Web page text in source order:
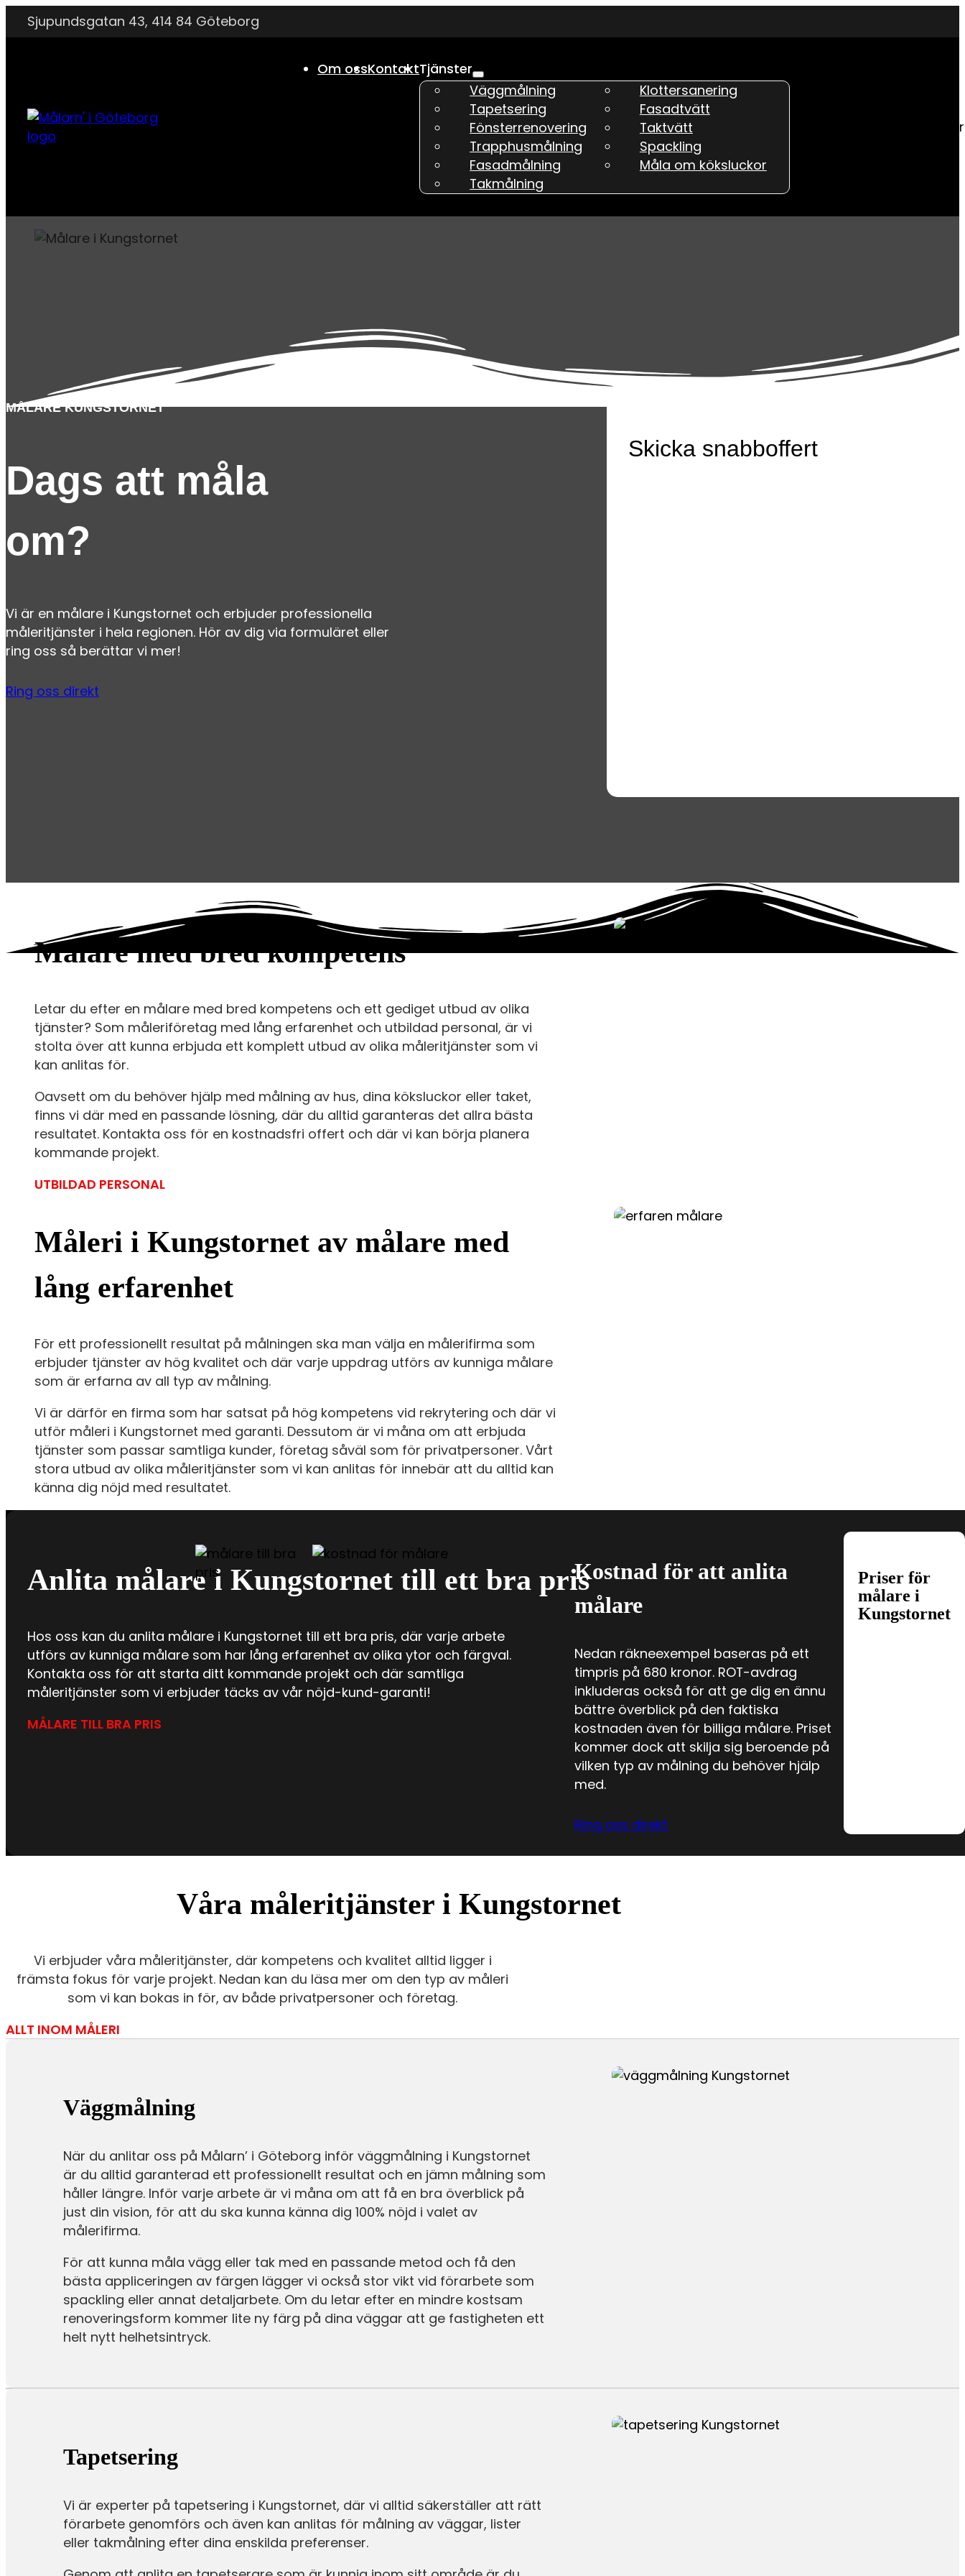
Sjupundsgatan 43, 414 84 Göteborg
Om ossKontaktTjänster
Väggmålning
Tapetsering
Fönsterrenovering
Trapphusmålning
Fasadmålning
Takmålning
Klottersanering
Fasadtvätt
Taktvätt
Spackling
Måla om köksluckor
MÅLARE KUNGSTORNET
Dags att måla
om?
Vi är en målare i Kungstornet och erbjuder professionella
måleritjänster i hela regionen. Hör av dig via formuläret eller
ring oss så berättar vi mer!
Ring oss direkt
Skicka snabboffert
Målare med bred kompetens
Letar du efter en målare med bred kompetens och ett gediget utbud av olika
tjänster? Som måleriföretag med lång erfarenhet och utbildad personal, är vi
stolta över att kunna erbjuda ett komplett utbud av olika måleritjänster som vi
kan anlitas för.
Oavsett om du behöver hjälp med målning av hus, dina köksluckor eller taket,
finns vi där med en passande lösning, där du alltid garanteras det allra bästa
resultatet. Kontakta oss för en kostnadsfri offert och där vi kan börja planera
kommande projekt.
UTBILDAD PERSONAL
Måleri i Kungstornet av målare med
lång erfarenhet
För ett professionellt resultat på målningen ska man välja en målerifirma som
erbjuder tjänster av hög kvalitet och där varje uppdrag utförs av kunniga målare
som är erfarna av all typ av målning.
Vi är därför en firma som har satsat på hög kompetens vid rekrytering och där vi
utför måleri i Kungstornet med garanti. Dessutom är vi måna om att erbjuda
tjänster som passar samtliga kunder, företag såväl som för privatpersoner. Vårt
stora utbud av olika måleritjänster som vi kan anlitas för innebär att du alltid kan
känna dig nöjd med resultatet.
Anlita målare i Kungstornet till ett bra pris
Hos oss kan du anlita målare i Kungstornet till ett bra pris, där varje arbete
utförs av kunniga målare som har lång erfarenhet av olika ytor och färgval.
Kontakta oss för att starta ditt kommande projekt och där samtliga
måleritjänster som vi erbjuder täcks av vår nöjd-kund-garanti!
MÅLARE TILL BRA PRIS
Kostnad för att anlita
målare
Nedan räkneexempel baseras på ett
timpris på 680 kronor. ROT-avdrag
inkluderas också för att ge dig en ännu
bättre överblick på den faktiska
kostnaden även för billiga målare. Priset
kommer dock att skilja sig beroende på
vilken typ av målning du behöver hjälp
med.
Ring oss direkt
Priser för
målare i
Kungstornet
Våra måleritjänster i Kungstornet
Vi erbjuder våra måleritjänster, där kompetens och kvalitet alltid ligger i
främsta fokus för varje projekt. Nedan kan du läsa mer om den typ av måleri
som vi kan bokas in för, av både privatpersoner och företag.
ALLT INOM MÅLERI
Väggmålning
När du anlitar oss på Målarn’ i Göteborg inför väggmålning i Kungstornet
är du alltid garanterad ett professionellt resultat och en jämn målning som
håller längre. Inför varje arbete är vi måna om att få en bra överblick på
just din vision, för att du ska kunna känna dig 100% nöjd i valet av
målerifirma.
För att kunna måla vägg eller tak med en passande metod och få den
bästa appliceringen av färgen lägger vi också stor vikt vid förarbete som
spackling eller annat detaljarbete. Om du letar efter en mindre kostsam
renoveringsform kommer lite ny färg på dina väggar att ge fastigheten ett
helt nytt helhetsintryck.
Tapetsering
Vi är experter på tapetsering i Kungstornet, där vi alltid säkerställer att rätt
förarbete genomförs och även kan anlitas för målning av väggar, lister
eller takmålning efter dina enskilda preferenser.